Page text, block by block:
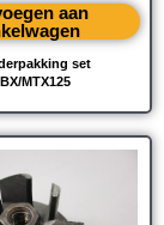
set
MTX125
aan